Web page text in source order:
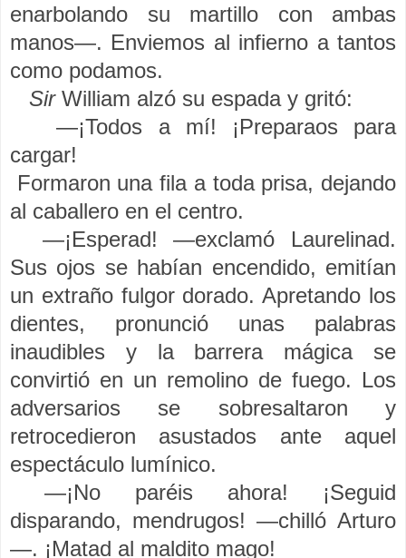
enarbolando su martillo con ambas
manos—. Enviemos al infierno a tantos
como podamos.
Sir William alzó su espada y gritó:
—¡Todos a mí! ¡Preparaos para
cargar!
Formaron una fila a toda prisa, dejando
al caballero en el centro.
—¡Esperad! —exclamó Laurelinad.
Sus ojos se habían encendido, emitían
un extraño fulgor dorado. Apretando los
dientes, pronunció unas palabras
inaudibles y la barrera mágica se
convirtió en un remolino de fuego. Los
adversarios se sobresaltaron y
retrocedieron asustados ante aquel
espectáculo lumínico.
—¡No paréis ahora! ¡Seguid
disparando, mendrugos! —chilló Arturo
—. ¡Matad al maldito mago!